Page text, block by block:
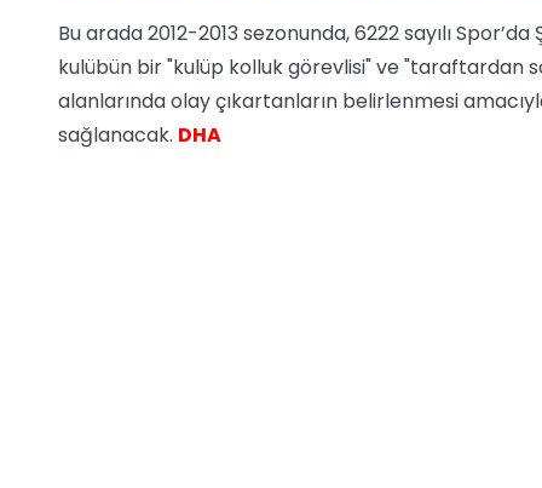
Bu arada 2012-2013 sezonunda, 6222 sayılı
kulübün bir "kulüp kolluk görevlisi" ve "taraftardan
alanlarında olay çıkartanların belirlenmesi
sağlanacak. DHA